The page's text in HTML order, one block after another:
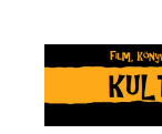
tartalomba